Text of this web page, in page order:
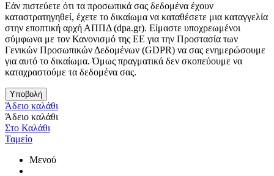
Εάν πιστεύετε ότι τα προσωπικά σας δεδομένα έχουν
καταστρατηγηθεί, έχετε το δικαίωμα να καταθέσετε μια καταγγελία
στην εποπτική αρχή ΑΠΠΔ (dpa.gr). Είμαστε υποχρεωμένοι
σύμφωνα με τον Κανονισμό της ΕΕ για την Προστασία των
Γενικών Προσωπικών Δεδομένων (GDPR) να σας ενημερώσουμε
για αυτό το δικαίωμα. Όμως πραγματικά δεν σκοπεύουμε να
καταχραστούμε τα δεδομένα σας.
Υποβολή
Άδειο καλάθι
Άδειο καλάθι
Στο Καλάθι
Ταμείο
Μενού